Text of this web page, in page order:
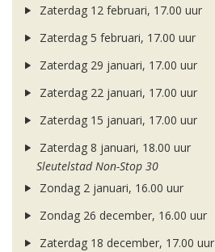
Zaterdag 12 februari, 17.00 uur
Zaterdag 5 februari, 17.00 uur
Zaterdag 29 januari, 17.00 uur
Zaterdag 22 januari, 17.00 uur
Zaterdag 15 januari, 17.00 uur
Zaterdag 8 januari, 18.00 uur
Sleutelstad Non-Stop 30
Zondag 2 januari, 16.00 uur
Zondag 26 december, 16.00 uur
Zaterdag 18 december, 17.00 uur